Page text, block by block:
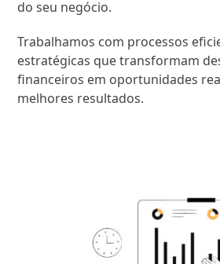
do seu negócio.
Trabalhamos com processos
estratégicas que transformam
financeiros em oportunidades
melhores resultados.